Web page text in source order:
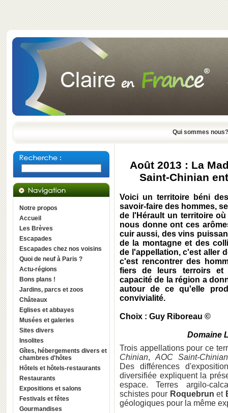
Qui sommes nous?
Notre propos
Accueil
Les Brèves
Escapades
Escapades chez nos voisins
Quoi de neuf à Paris ?
Actu-régions
Bons plans !
Jardins, parcs et zoos
Châteaux
Eglises et abbayes
Musées et galeries
Sites divers
Insolites
Gîtes, hébergements divers et
chambres d'hôtes
Hôtels et hôtels-restaurants
Restaurants
Expositions et salons
Festivals et fêtes
Gourmandises
Août 2013 : La
Saint-Chinian
Voici un territoire béni
savoir-faire des hommes,
de l'Hérault un territoire
nous donne ont ces
cuir aussi, des vins
de la montagne et des
de l'appellation, c'est aller
c'est rencontrer des
fiers de leurs terroirs et
capacité de la région a
autour de ce qu'elle
convivialité.
Choix : Guy Riboreau ©
Domaine
Trois appellations pour ce
Chinian, AOC Saint-
Des différences
diversifiée expliquent la
espace. Terres argilo-
schistes pour Roquebrun et
géologiques pour la même